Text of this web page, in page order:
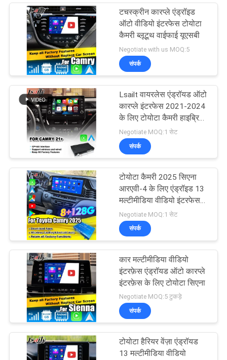
टचस्क्रीन कारप्ले एंड्रॉइड
ऑटो वीडियो इंटरफेस टोयोटा
कैमरी ब्लूटूथ वाईफाई यूएसबी
Negotiate with us MOQ:5
संपर्क
Lsailt वायरलेस एंड्रॉयड ऑटो
कारप्ले इंटरफेस 2021-2024
के लिए टोयोटा कैमरी हाइब्रिड
XSE XLE SL SE XV70
Negotiate MOQ:1 सेट
संपर्क
टोयोटा कैमरी 2025 सिएना
आरएवी-4 के लिए एंड्रॉइड 13
मल्टीमीडिया वीडियो इंटरफेस
ओईएम रिट्रोफिट इन्फोटेनमेंट
मॉड्यूल यूट्यूब, नेटफ्लिक्स,
गूगल प्ले शामिल
Negotiate MOQ:1 सेट
संपर्क
कार मल्टीमीडिया वीडियो
इंटरफ़ेस एंड्रॉयड ऑटो कारप्ले
इंटरफ़ेस के लिए टोयोटा सिएना
Negotiate MOQ:5 टुकड़े
संपर्क
टोयोटा हैरियर वेंज़ा एंड्रॉयड
13 मल्टीमीडिया वीडियो